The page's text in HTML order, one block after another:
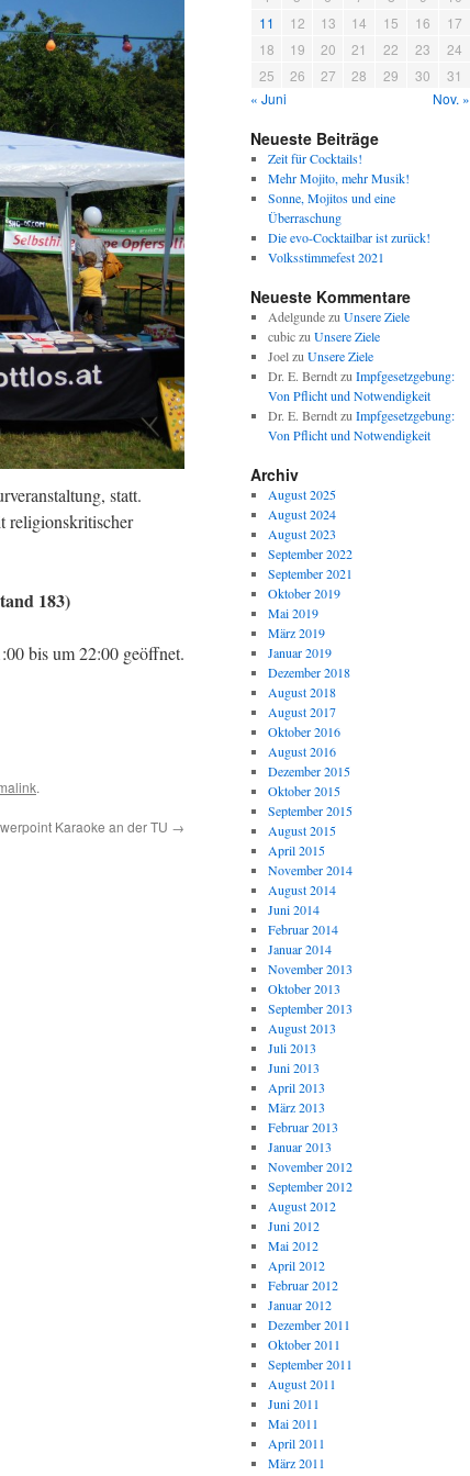
statt.
religionskritischer
183)
bis um 22:00 geöffnet.
.
Karaoke an der TU →
11
12 13 14 15 16
17
18
19 20 21 22 23
24
25
26 27 28 29 30
31
« Juni
Nov. »
Neueste Beiträge
Zeit für Cocktails!
Mehr Mojito, mehr Musik!
Sonne, Mojitos und eine
Überraschung
Die evo-Cocktailbar ist zurück!
Volksstimmefest 2021
Neueste Kommentare
Adelgundezu Unsere Ziele
cubiczu Unsere Ziele
Joelzu Unsere Ziele
Dr. E. Berndtzu Impfgesetzgebung:
Von Pflicht und Notwendigkeit
Dr. E. Berndtzu Impfgesetzgebung:
Von Pflicht und Notwendigkeit
Archiv
August 2025
August 2024
August 2023
September 2022
September 2021
Oktober 2019
Mai 2019
März 2019
Januar 2019
Dezember 2018
August 2018
August 2017
Oktober 2016
August 2016
Dezember 2015
Oktober 2015
September 2015
August 2015
April 2015
November 2014
August 2014
Juni 2014
Februar 2014
Januar 2014
November 2013
Oktober 2013
September 2013
August 2013
Juli 2013
Juni 2013
April 2013
März 2013
Februar 2013
Januar 2013
November 2012
September 2012
August 2012
Juni 2012
Mai 2012
April 2012
Februar 2012
Januar 2012
Dezember 2011
Oktober 2011
September 2011
August 2011
Juni 2011
Mai 2011
April 2011
März 2011